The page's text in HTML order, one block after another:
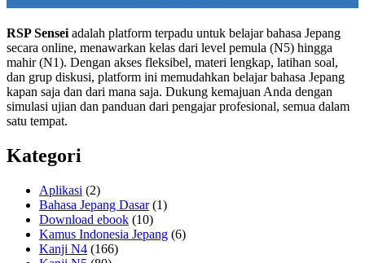
RSP Sensei adalah platform terpadu untuk belajar bahasa Jepang
secara online, menawarkan kelas dari level pemula (N5) hingga
mahir (N1). Dengan akses fleksibel, materi lengkap, latihan soal,
dan grup diskusi, platform ini memudahkan belajar bahasa Jepang
kapan saja dan dari mana saja. Dukung kemajuan Anda dengan
simulasi ujian dan panduan dari pengajar profesional, semua dalam
satu tempat.
Kategori
Aplikasi (2)
Bahasa Jepang Dasar(1)
Download ebook (10)
Kamus Indonesia Jepang (6)
Kanji N4 (166)